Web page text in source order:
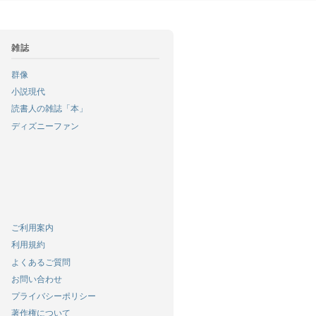
雑誌
群像
小説現代
読書人の雑誌「本」
ディズニーファン
ご利用案内
利用規約
よくあるご質問
お問い合わせ
プライバシーポリシー
著作権について